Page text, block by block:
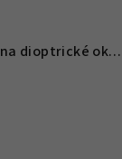
Benetton obrúčky na dioptrické okuliare BEO1012 122 51 - Dámské